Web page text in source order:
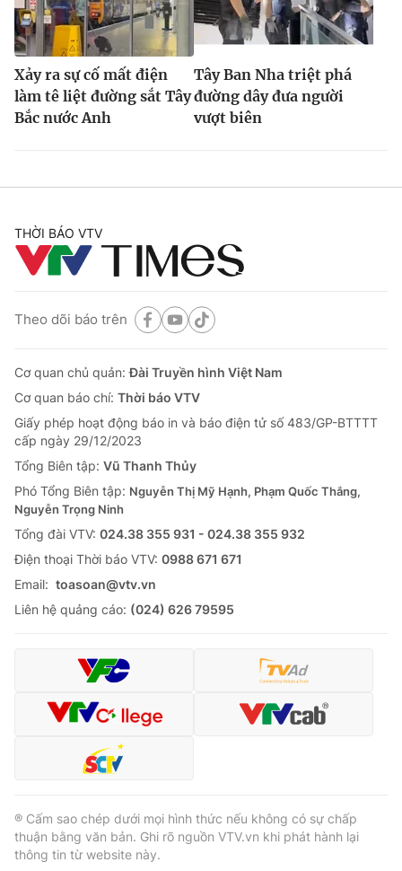
Xảy ra sự cố mất điện
làm tê liệt đường sắt Tây
Bắc nước Anh
Tây Ban Nha triệt phá
đường dây đưa người
vượt biên
THỜI BÁO VTV
Theo dõi báo trên
Cơ quan chủ quản:Đài Truyền hình Việt Nam
Cơ quan báo chí: Thời báo VTV
Giấy phép hoạt động báo in và báo điện tử số 483/GP-BTTTT
cấp ngày 29/12/2023
Tổng Biên tập: Vũ Thanh Thủy
Phó Tổng Biên tập: Nguyễn Thị Mỹ Hạnh, Phạm Quốc Thắng,
Nguyễn Trọng Ninh
Tổng đài VTV: 024.38 355 931 - 024.38 355 932
Ðiện thoại Thời báo VTV: 0988 671 671
Email: toasoan@vtv.vn
Liên hệ quảng cáo: (024) 626 79595
® Cấm sao chép dưới mọi hình thức nếu không có sự chấp
thuận bằng văn bản. Ghi rõ nguồn VTV.vn khi phát hành lại
thông tin từ website này.